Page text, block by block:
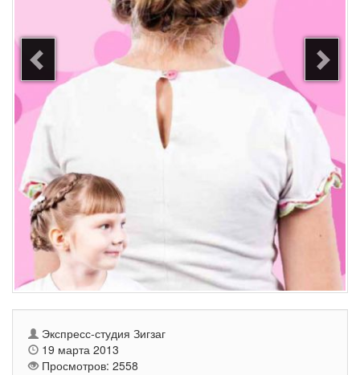
Экспресс-студия Зигзаг
19 марта 2013
Просмотров: 2558